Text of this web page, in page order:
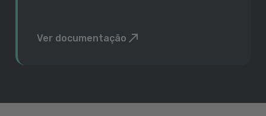
Ver documentação